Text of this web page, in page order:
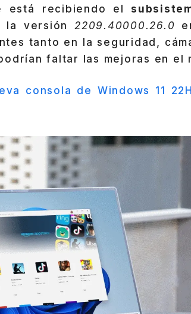
está recibiendo el
la versión 2209.40000.26.0
tanto en la seguridad,
faltar las mejoras en el
consola de Windows 11